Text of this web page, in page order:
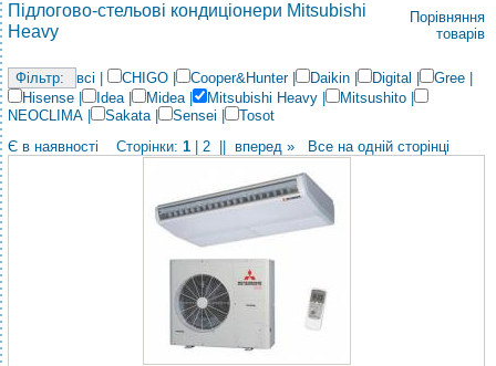
Підлогово-стельові кондиціонери Mitsubishi
Heavy
Порівняння
товарів
всі CHIGO Cooper&Hunter| Daikin Digital Gree
Hisense
Idea| Midea| Mitsubishi Heavy Mitsushito
NEOCLIMA
Sakata| Sensei
Tosot
Є в наявності Сторінки: 1 2 вперед » Все на одній сторінці